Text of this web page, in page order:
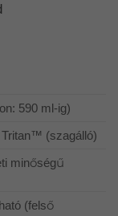
590 ml-ig)
(szagálló)
minőségű
(felső